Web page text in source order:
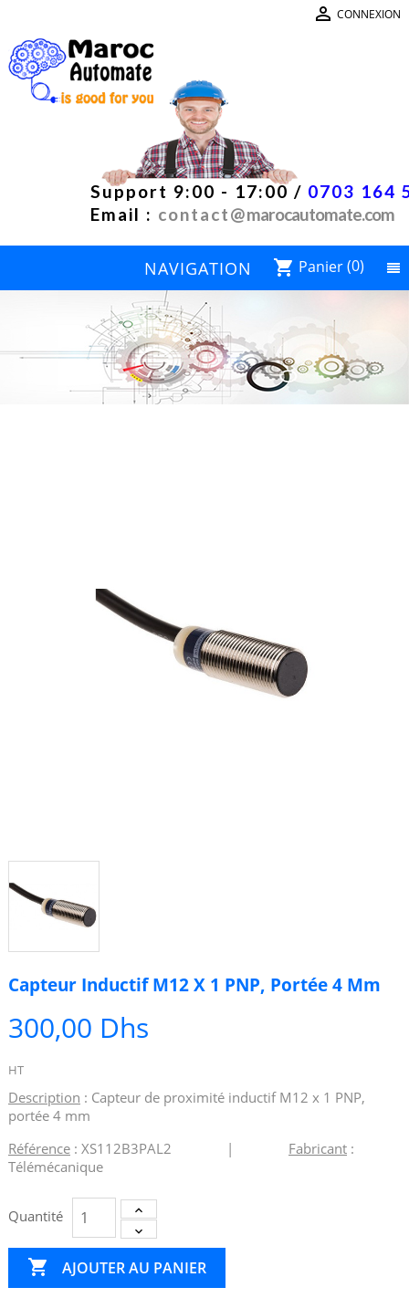
 CONNEXION
Support 9:00 - 17:00 / 0703 164
Email : contact@marocautomate.com
shopping_cart Panier(0)
NAVIGATION
Capteur Inductif M12 X 1 PNP, Portée 4 Mm
300,00 Dhs
HT
Description : Capteur de proximité inductif M12 x 1 PNP,
portée 4 mm
Référence : XS112B3PAL2 | Fabricant :
Télémécanique
Quantité
 AJOUTER AU PANIER